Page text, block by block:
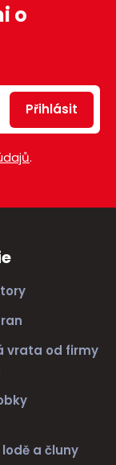
o
Přihlásit
.
vrata od firmy
a čluny